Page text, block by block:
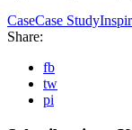
CaseCase Study
Share:
fb
tw
pi